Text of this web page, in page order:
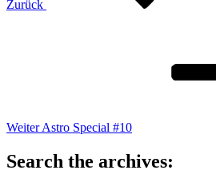
Zurück
Weiter Astro Special #10
Search the archives: